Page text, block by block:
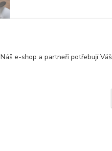
Náš e-shop a partneři potřebují Váš